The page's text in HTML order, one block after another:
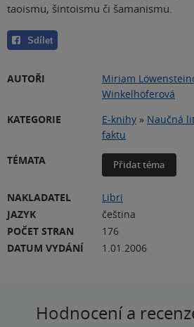
taoismu, šintoismu či šamanismu.
Sdílet
AUTOŘI Miriam
Winkelhöferová
KATEGORIE
E-knihy » Naučná
faktu
TÉMATA
Přidat téma
NAKLADATEL
Libri
JAZYK
čeština
POČET STRAN
176
DATUM VYDÁNÍ
1.01.2006
Hodnocení a